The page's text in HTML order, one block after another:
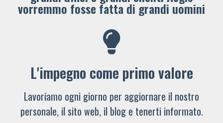
vorremmo fosse fatta di grandi uomini
L'impegno come primo valore
Lavoriamo ogni giorno per aggiornare il nostro
personale, il sito web, il blog e tenerti informato.